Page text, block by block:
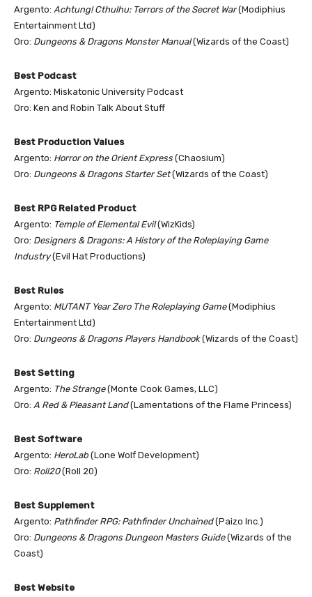
Argento: Achtung! Cthulhu: Terrors of the Secret War(Modiphius
Entertainment Ltd)
Oro: Dungeons & Dragons Monster Manual(Wizards of the Coast)
Best Podcast
Argento: Miskatonic University Podcast
Oro: Ken and Robin Talk About Stuff
Best Production Values
Argento: Horror on the Orient Express (Chaosium)
Oro: Dungeons & Dragons Starter Set(Wizards of the Coast)
Best RPG Related Product
Argento: Temple of Elemental Evil(WizKids)
Oro: Designers & Dragons: A History of the Roleplaying Game
Industry(Evil Hat Productions)
Best Rules
Argento: MUTANT Year Zero The Roleplaying Game(Modiphius
Entertainment Ltd)
Oro: Dungeons & Dragons Players Handbook(Wizards of the Coast)
Best Setting
Argento: The Strange(Monte Cook Games, LLC)
Oro: A Red & Pleasant Land(Lamentations of the Flame Princess)
Best Software
Argento: HeroLab (Lone Wolf Development)
Oro: Roll20(Roll 20)
Best Supplement
Argento: Pathfinder RPG: Pathfinder Unchained(Paizo Inc.)
Oro: Dungeons & Dragons Dungeon Masters Guide(Wizards of the
Coast)
Best Website